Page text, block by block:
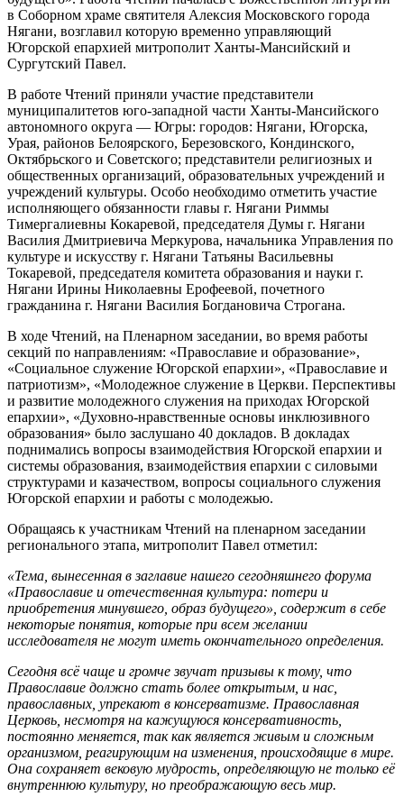
в Соборном храме святителя Алексия Московского города
Нягани, возглавил которую временно управляющий
Югорской епархией митрополит Ханты-Мансийский и
Сургутский Павел.
В работе Чтений приняли участие представители
муниципалитетов юго-западной части Ханты-Мансийского
автономного округа — Югры: городов: Нягани, Югорска,
Урая, районов Белоярского, Березовского, Кондинского,
Октябрьского и Советского; представители религиозных и
общественных организаций, образовательных учреждений и
учреждений культуры. Особо необходимо отметить участие
исполняющего обязанности главы г. Нягани Риммы
Тимергалиевны Кокаревой, председателя Думы г. Нягани
Василия Дмитриевича Меркурова, начальника Управления по
культуре и искусству г. Нягани Татьяны Васильевны
Токаревой, председателя комитета образования и науки г.
Нягани Ирины Николаевны Ерофеевой, почетного
гражданина г. Нягани Василия Богдановича Строгана.
В ходе Чтений, на Пленарном заседании, во время работы
секций по направлениям: «Православие и образование»,
«Социальное служение Югорской епархии», «Православие и
патриотизм», «Молодежное служение в Церкви. Перспективы
и развитие молодежного служения на приходах Югорской
епархии», «Духовно-нравственные основы инклюзивного
образования» было заслушано 40 докладов. В докладах
поднимались вопросы взаимодействия Югорской епархии и
системы образования, взаимодействия епархии с силовыми
структурами и казачеством, вопросы социального служения
Югорской епархии и работы с молодежью.
Обращаясь к участникам Чтений на пленарном заседании
регионального этапа, митрополит Павел отметил:
«Тема, вынесенная в заглавие нашего сегодняшнего форума
«Православие и отечественная культура: потери и
приобретения минувшего, образ будущего», содержит в себе
некоторые понятия, которые при всем желании
исследователя не могут иметь окончательного определения.
Сегодня всё чаще и громче звучат призывы к тому, что
Православие должно стать более открытым, и нас,
православных, упрекают в консерватизме. Православная
Церковь, несмотря на кажущуюся консервативность,
постоянно меняется, так как является живым и сложным
организмом, реагирующим на изменения, происходящие в мире.
Она сохраняет вековую мудрость, определяющую не только её
внутреннюю культуру, но преображающую весь мир.